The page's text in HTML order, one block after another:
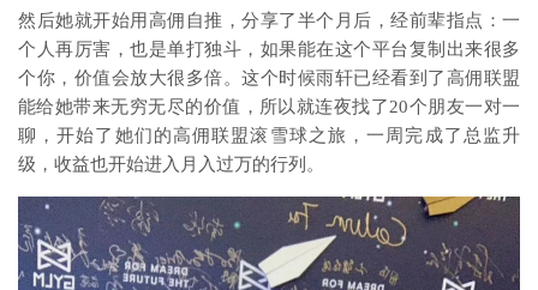
然后她就开始用高佣自推，分享了半个月后，经前辈指点：一
个人再厉害，也是单打独斗，如果能在这个平台复制出来很多
个你，价值会放大很多倍。这个时候雨轩已经看到了高佣联盟
能给她带来无穷无尽的价值，所以就连夜找了20个朋友一对一
聊，开始了她们的高佣联盟滚雪球之旅，一周完成了总监升
级，收益也开始进入月入过万的行列。